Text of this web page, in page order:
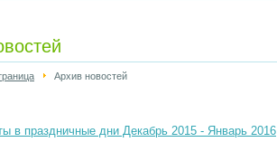
Архив новостей
в праздничные дни Декабрь 2015 - Январь 2016